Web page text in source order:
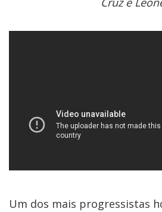
Um dos mais progressistas